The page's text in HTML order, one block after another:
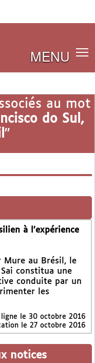
MENU
au mot
do Sul,
"
à l’expérience
Mure au Brésil, le
constitua une
conduite par un
les
le 30 octobre 2016
le 27 octobre 2016
notices